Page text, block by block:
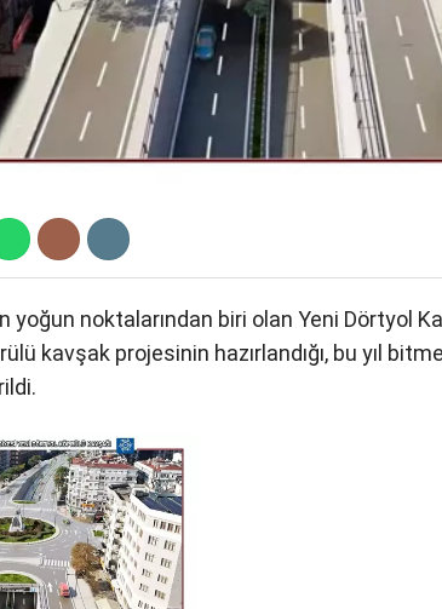
yoğun noktalarından biri olan Yeni Dörtyol
kavşak projesinin hazırlandığı, bu yıl